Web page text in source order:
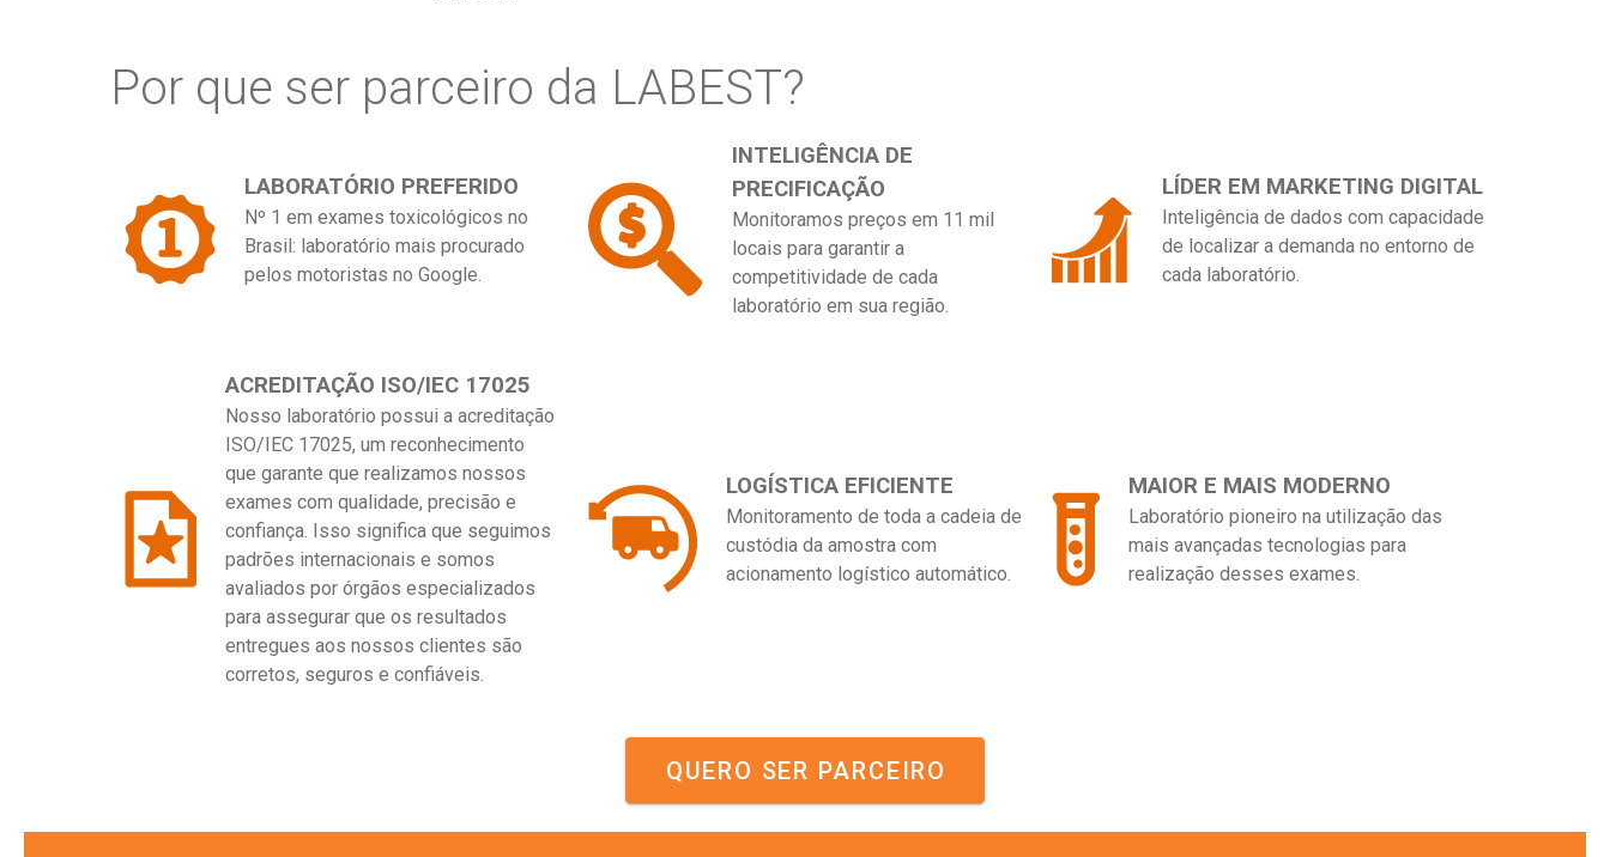
Por que ser parceiro da LABEST?
LABORATÓRIO PREFERIDO
Nº 1 em exames toxicológicos no
Brasil: laboratório mais procurado
pelos motoristas no Google.
INTELIGÊNCIA DE
PRECIFICAÇÃO
Monitoramos preços em 11 mil
locais para garantir a
competitividade de cada
laboratório em sua região.
LÍDER EM MARKETING DIGITAL
Inteligência de dados com capacidade
de localizar a demanda no entorno de
cada laboratório.
ACREDITAÇÃO ISO/IEC 17025
Nosso laboratório possui a acreditação
ISO/IEC 17025, um reconhecimento
que garante que realizamos nossos
exames com qualidade, precisão e
confiança. Isso significa que seguimos
padrões internacionais e somos
avaliados por órgãos especializados
para assegurar que os resultados
entregues aos nossos clientes são
corretos, seguros e confiáveis.
LOGÍSTICA EFICIENTE
Monitoramento de toda a cadeia de
custódia da amostra com
acionamento logístico automático.
MAIOR E MAIS MODERNO
Laboratório pioneiro na utilização das
mais avançadas tecnologias para
realização desses exames.
QUERO SER PARCEIRO